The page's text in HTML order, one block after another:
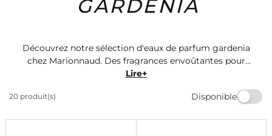
GARDENIA
Découvrez notre sélection d'eaux de parfum gardenia
chez Marionnaud. Des fragrances envoûtantes pour
sublimer votre quotidien. Retrouvez des marques
sentir irrésistible. Offrez-vous un parfum qui vous
Lire+
20 produit(s) Disponible